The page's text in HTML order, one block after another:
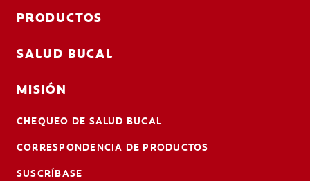
PRODUCTOS
SALUD BUCAL
MISIÓN
CHEQUEO DE SALUD BUCAL
CORRESPONDENCIA DE PRODUCTOS
SUSCRÍBASE